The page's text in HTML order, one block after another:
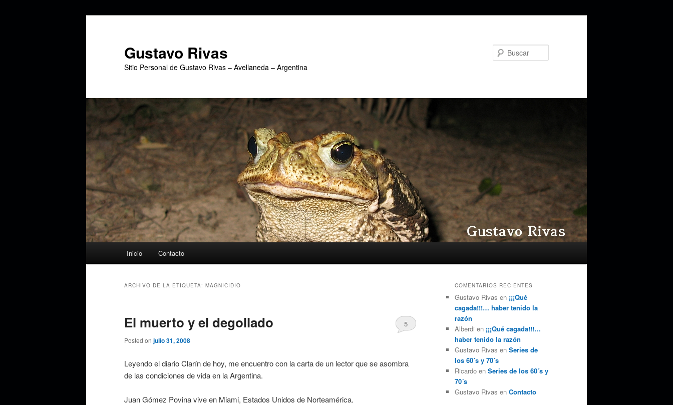
Gustavo Rivas
Sitio Personal de Gustavo Rivas – Avellaneda – Argentina
Inicio Contacto
ARCHIVO DE LA ETIQUETA: MAGNICIDIO
El muerto y el degollado
Posted on julio 31, 2008
5
Leyendo el diario Clarín de hoy, me encuentro con la carta de un lector que se asombra
de las condiciones de vida en la Argentina.
Juan Gómez Povina vive en Miami, Estados Unidos de Norteamérica.
COMENTARIOS RECIENTES
Gustavo Rivas en ¡¡¡Qué
cagada!!!… haber tenido la
razón
Alberdi en ¡¡¡Qué cagada!!!…
haber tenido la razón
Gustavo Rivas en Series de
los 60´s y 70´s
Ricardo en Series de los 60´s y
70´s
Gustavo Rivas en Contacto